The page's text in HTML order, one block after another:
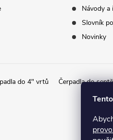
Návody a
Slovník
Novinky
do 4" vrtů Čerpadla do